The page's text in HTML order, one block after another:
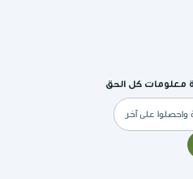
معلومات كل الحق